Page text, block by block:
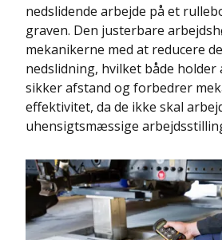
nedslidende arbejde på et
graven. Den justerbare
mekanikerne med at reducere
nedslidning, hvilket både holder
sikker afstand og forbedrer
effektivitet, da de ikke skal
uhensigtsmæssige